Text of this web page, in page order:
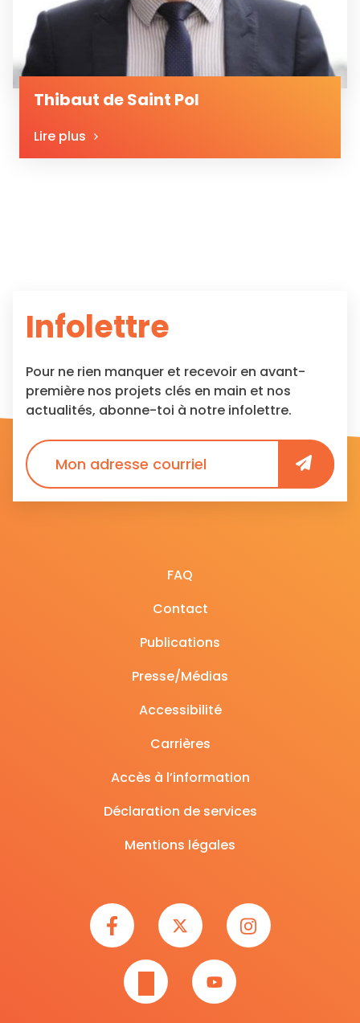
Thibaut de Saint Pol
Lire plus
Infolettre
Pour ne rien manquer et recevoir en avant-
première nos projets clés en main et nos
actualités, abonne-toi à notre infolettre.
FAQ
Contact
Publications
Presse/Médias
Accessibilité
Carrières
Accès à l’information
Déclaration de services
Mentions légales